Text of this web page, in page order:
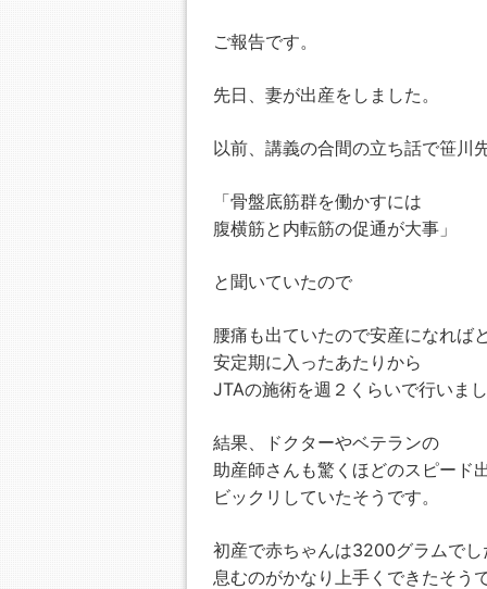
ご報告です。
先日、妻が出産をしました。
以前、講義の合間の立ち話で笹川
「骨盤底筋群を働かすには
腹横筋と内転筋の促通が大事」
と聞いていたので
腰痛も出ていたので安産になればと
安定期に入ったあたりから
JTAの施術を週２くらいで行いまし
結果、ドクターやベテランの
助産師さんも驚くほどのスピード
ビックリしていたそうです。
初産で赤ちゃんは3200グラムでし
息むのがかなり上手くできたそう